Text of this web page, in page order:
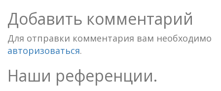
Добавить комментарий
Для отправки комментария вам необходимо
авторизоваться.
Наши референции.